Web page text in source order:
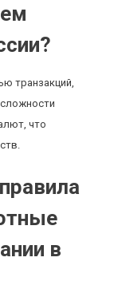
транзакций,
что
в